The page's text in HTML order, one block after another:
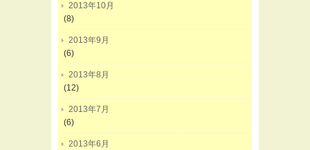
2013年10月
(8)
2013年9月
(6)
2013年8月
(12)
2013年7月
(6)
2013年6月